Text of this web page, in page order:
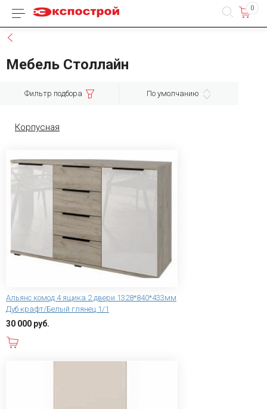
Каталог товаров 0
Мебель Столлайн
Фильтр подбора По умолчанию
Корпусная
Альянс комод 4 ящика 2 двери 1328*840*433мм
Дуб крафт/Белый глянец 1/1
30 000 руб.